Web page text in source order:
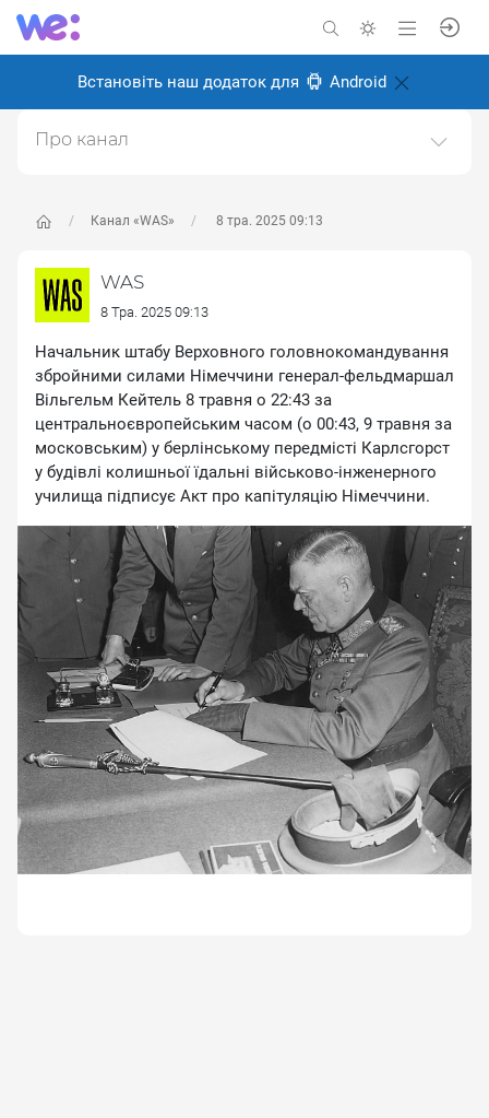
Встановіть наш додаток для Android
Канал «WAS» 8 тра. 2025 09:13
WAS
8 Тра. 2025 09:13
Начальник штабу Верховного головнокомандування
збройними силами Німеччини генерал-фельдмаршал
Вільгельм Кейтель 8 травня о 22:43 за
центральноєвропейським часом (о 00:43, 9 травня за
московським) у берлінському передмісті Карлсгорст
у будівлі колишньої їдальні військово-інженерного
училища підписує Акт про капітуляцію Німеччини.
Про канал
Створено: 8 січня 2025
Відповідальні: